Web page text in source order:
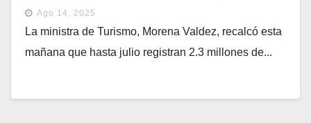
Ago 14, 2025
La ministra de Turismo, Morena Valdez, recalcó esta
mañana que hasta julio registran 2.3 millones de...